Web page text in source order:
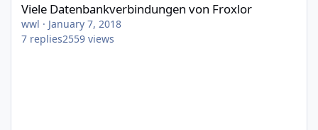
Viele Datenbankverbindungen von Froxlor
wwl · January 7, 2018
7 replies2559 views